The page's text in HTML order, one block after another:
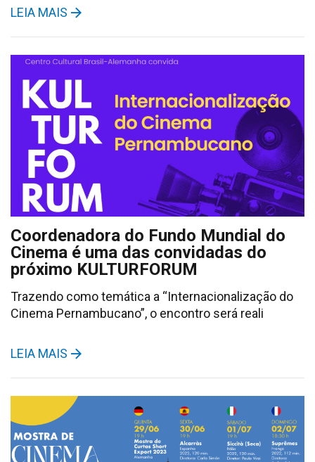
LEIA MAIS
Coordenadora do Fundo Mundial do
Cinema é uma das convidadas do
próximo KULTURFORUM
Trazendo como temática a “Internacionalização do
Cinema Pernambucano”, o encontro será reali
LEIA MAIS